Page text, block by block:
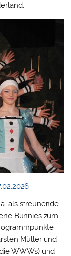
als streunende
Bunnies zum
Müller und
WWWs) und